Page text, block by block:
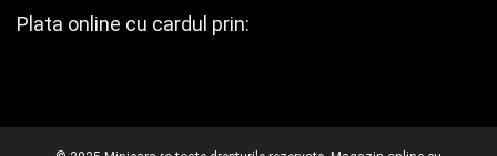
Plata online cu cardul prin: